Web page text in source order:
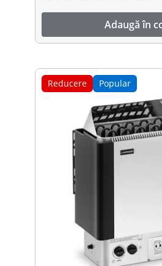
Adaugă în
Reducere Popular